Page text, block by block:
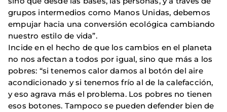
grupos intermedios como Manos Unidas, debemos
empujar hacia una conversión ecológica cambiando
nuestro estilo de vida”.
Incide en el hecho de que los cambios en el planeta
no nos afectan a todos por igual, sino que más a los
pobres: “si tenemos calor damos al botón del aire
acondicionado y si tenemos frío al de la calefacción,
y eso agrava más el problema. Los pobres no tienen
esos botones. Tampoco se pueden defender bien de